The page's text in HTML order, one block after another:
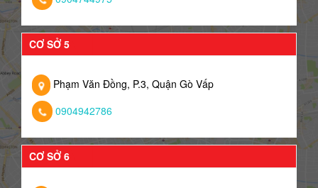
CƠ SỞ 5
Phạm Văn Đồng, P.3, Quận Gò Vấp
0904942786
CƠ SỞ 6